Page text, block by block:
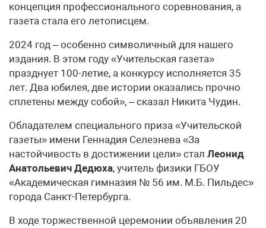
концепция профессионального соревнования, а
газета стала его летописцем.
2024 год – особенно символичный для нашего
издания. В этом году «Учительская газета»
празднует 100-летие, а конкурсу исполняется 35
лет. Два юбилея, две истории оказались прочно
сплетены между собой», – сказал Никита Чудин.
Обладателем специального приза «Учительской
газеты» имени Геннадия Селезнева «За
настойчивость в достижении цели» стал Леонид
Анатольевич Дедюха, учитель физики ГБОУ
«Академическая гимназия № 56 им. М.Б. Пильдес»
города Санкт-Петербурга.
В ходе торжественной церемонии объявления 20